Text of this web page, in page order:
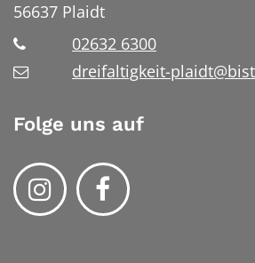
56637 Plaidt
02632 6300
dreifaltigkeit-
Folge uns auf